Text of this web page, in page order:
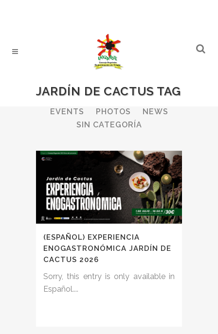
JARDÍN DE CACTUS TAG
ALL WINERIES
BULLETIN
EVENTS
PHOTOS
NEWS
SIN CATEGORÍA
(ESPAÑOL) EXPERIENCIA
ENOGASTRONÓMICA JARDÍN DE
CACTUS 2026
Sorry, this entry is only available in
Español....